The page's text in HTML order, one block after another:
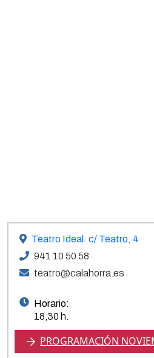
Teatro Ideal. c/ Teatro, 4
941 10 50 58
teatro@calahorra.es
Horario:
18,30 h.
PROGRAMACIÓN